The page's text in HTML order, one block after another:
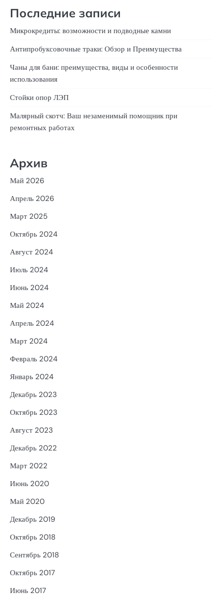
Последние записи
Микрокредиты: возможности и подводные камни
Антипробуксовочные траки: Обзор и Преимущества
Чаны для бани: преимущества, виды и особенности
использования
Стойки опор ЛЭП
Малярный скотч: Ваш незаменимый помощник при
ремонтных работах
Архив
Май 2026
Апрель 2026
Март 2025
Октябрь 2024
Август 2024
Июль 2024
Июнь 2024
Май 2024
Апрель 2024
Март 2024
Февраль 2024
Январь 2024
Декабрь 2023
Октябрь 2023
Август 2023
Декабрь 2022
Март 2022
Июнь 2020
Май 2020
Декабрь 2019
Октябрь 2018
Сентябрь 2018
Октябрь 2017
Июнь 2017